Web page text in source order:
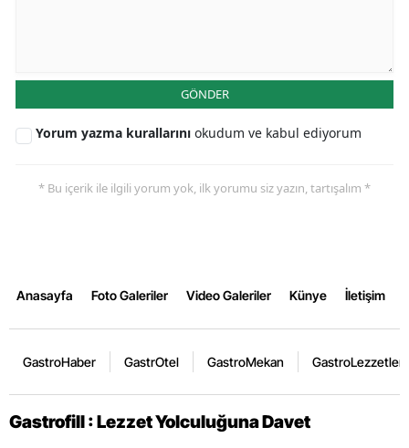
GÖNDER
Yorum yazma kurallarını okudum ve kabul ediyorum
* Bu içerik ile ilgili yorum yok, ilk yorumu siz yazın, tartışalım *
Anasayfa Foto Galeriler Video Galeriler Künye İletişim
GastroHaber GastrOtel GastroMekan GastroLezzetler
Gastrofill : Lezzet Yolculuğuna Davet